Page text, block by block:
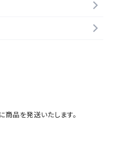
品を発送いたします。